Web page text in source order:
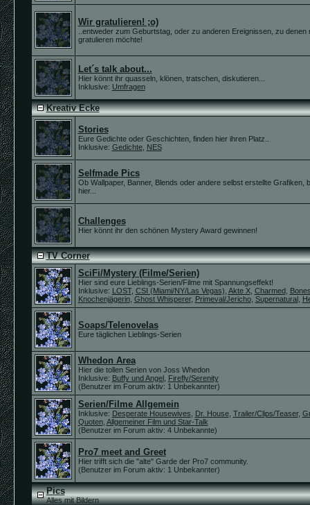
Wir gratulieren! ;o)
..entweder zum Geburtstag, oder zu anderen Ereignissen, zu denen
gratulieren möchte!
Let´s talk about...
Hier könnt ihr quasseln, klönen, tratschen, diskutieren...
Inklusive: Umfragen
Kreativ Ecke
Stories
Eure Gedichte oder Geschichten, finden hier ihren Platz..
Inklusive: Gedichte, NES
Selfmade Pics
Ob Wallpaper, Banner, Blends oder andere selbst erstellte Grafiken,
hier...
Challenges
Hier könnt ihr den schönen Mystery Award gewinnen!
TV Corner
SciFi/Mystery (Filme/Serien)
Hier sind eure Lieblings-Serien/Filme mit Spannungseffekt!
Inklusive: LOST, CSI (Miami/NY/Las Vegas) Akte X, Charmed,
Knochenjägerin, Ghost Whisperer, Primeval/Jericho, Supernatural,
Soaps/Telenovelas
Eure täglichen Lieblings-Serien
Whedon Area
Hier die tollen Serien von Joss Whedon
Inklusive: Buffy und Angel, Firefly/Serenity
(Benutzer im Forum aktiv: 1 Unbekannter)
Serien/Filme Allgemein
Inklusive: Desperate Housewives Dr. House, Trailer/Clips/Teaser,
Quoten, Allgemeiner Film und Star-Talk
(Benutzer im Forum aktiv: 4 Unbekannte)
Pro7 meet and Greet
Hier trifft sich die "alte" Garde der Pro7 community.
(Benutzer im Forum aktiv: 1 Unbekannter)
Pics
Alles mit Bildern